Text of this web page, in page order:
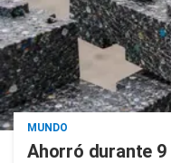
MUNDO
Ahorró durante 9